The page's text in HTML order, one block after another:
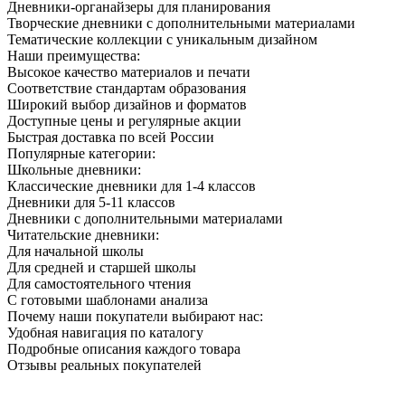
Дневники-органайзеры для планирования
Творческие дневники с дополнительными материалами
Тематические коллекции с уникальным дизайном
Наши преимущества:
Высокое качество материалов и печати
Соответствие стандартам образования
Широкий выбор дизайнов и форматов
Доступные цены и регулярные акции
Быстрая доставка по всей России
Популярные категории:
Школьные дневники:
Классические дневники для 1-4 классов
Дневники для 5-11 классов
Дневники с дополнительными материалами
Читательские дневники:
Для начальной школы
Для средней и старшей школы
Для самостоятельного чтения
С готовыми шаблонами анализа
Почему наши покупатели выбирают нас:
Удобная навигация по каталогу
Подробные описания каждого товара
Отзывы реальных покупателей